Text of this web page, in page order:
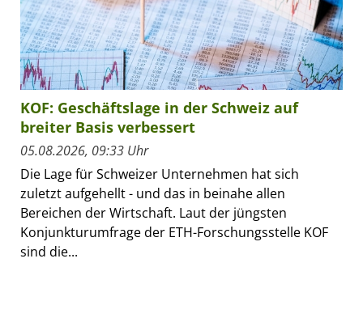
KOF: Geschäftslage in der Schweiz auf
breiter Basis verbessert
05.08.2026, 09:33 Uhr
Die Lage für Schweizer Unternehmen hat sich
zuletzt aufgehellt - und das in beinahe allen
Bereichen der Wirtschaft. Laut der jüngsten
Konjunkturumfrage der ETH-Forschungsstelle KOF
sind die...